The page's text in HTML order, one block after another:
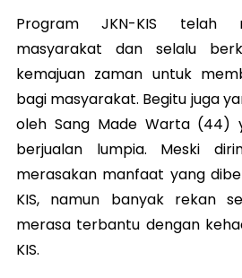
Program JKN-KIS telah
masyarakat dan selalu
kemajuan zaman untuk
bagi masyarakat. Begitu juga
oleh Sang Made Warta (44)
berjualan lumpia. Meski
merasakan manfaat yang
KIS, namun banyak rekan
merasa terbantu dengan
KIS.